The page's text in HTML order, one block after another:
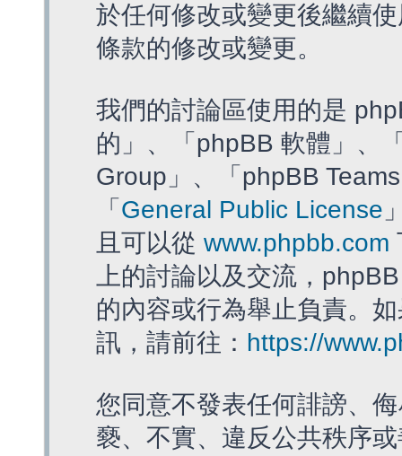
於任何修改或變更後繼續
條款的修改或變更。
我們的討論區使用的是
的」、「phpBB 軟體」、
Group」、「phpBB
「 General Public License
且可以從 www.phpbb.com
上的討論以及交流，
的內容或行為舉止負責。
訊，請前往： https://
您同意不發表任何誹謗、
褻、不實、違反公共秩序